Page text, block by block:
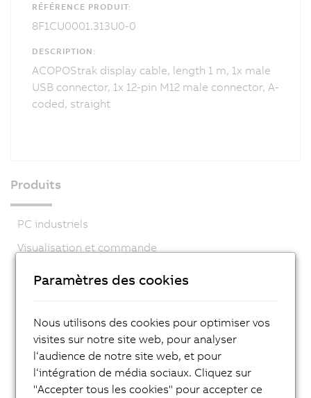
RÉFÉRENCE PRODUIT:
8F1CU0001.313U0-0
DESCRIPTION:
ACOPOStrak display cable, length 1 m, 1x male
USB connector, 1x 12-pin M12 male connector, A-
coded, straight
Produits
PC industriels
Visualisation et commande
Systèmes de vision
Technologie de sécurité
Entraînements
Systèmes mécatroniques
Paramètres des cookies
Nous utilisons des cookies pour optimiser vos
visites sur notre site web, pour analyser
l‘audience de notre site web, et pour
l‘intégration de média sociaux. Cliquez sur
"Accepter tous les cookies" pour accepter ce